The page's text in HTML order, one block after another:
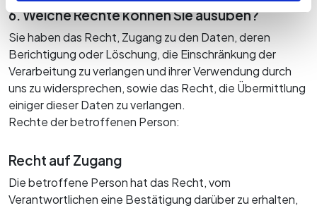
6. Welche Rechte können Sie ausüben?
Sie haben das Recht, Zugang zu den Daten, deren
Berichtigung oder Löschung, die Einschränkung der
Verarbeitung zu verlangen und ihrer Verwendung durch
uns zu widersprechen, sowie das Recht, die Übermittlung
einiger dieser Daten zu verlangen.
Rechte der betroffenen Person:
Recht auf Zugang
Die betroffene Person hat das Recht, vom
Verantwortlichen eine Bestätigung darüber zu erhalten,